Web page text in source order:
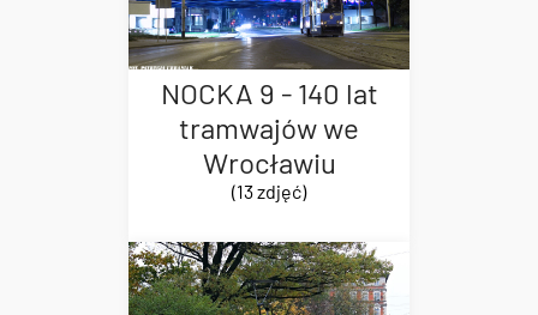
NOCKA 9 - 140 lat
tramwajów we
Wrocławiu
(13 zdjęć)